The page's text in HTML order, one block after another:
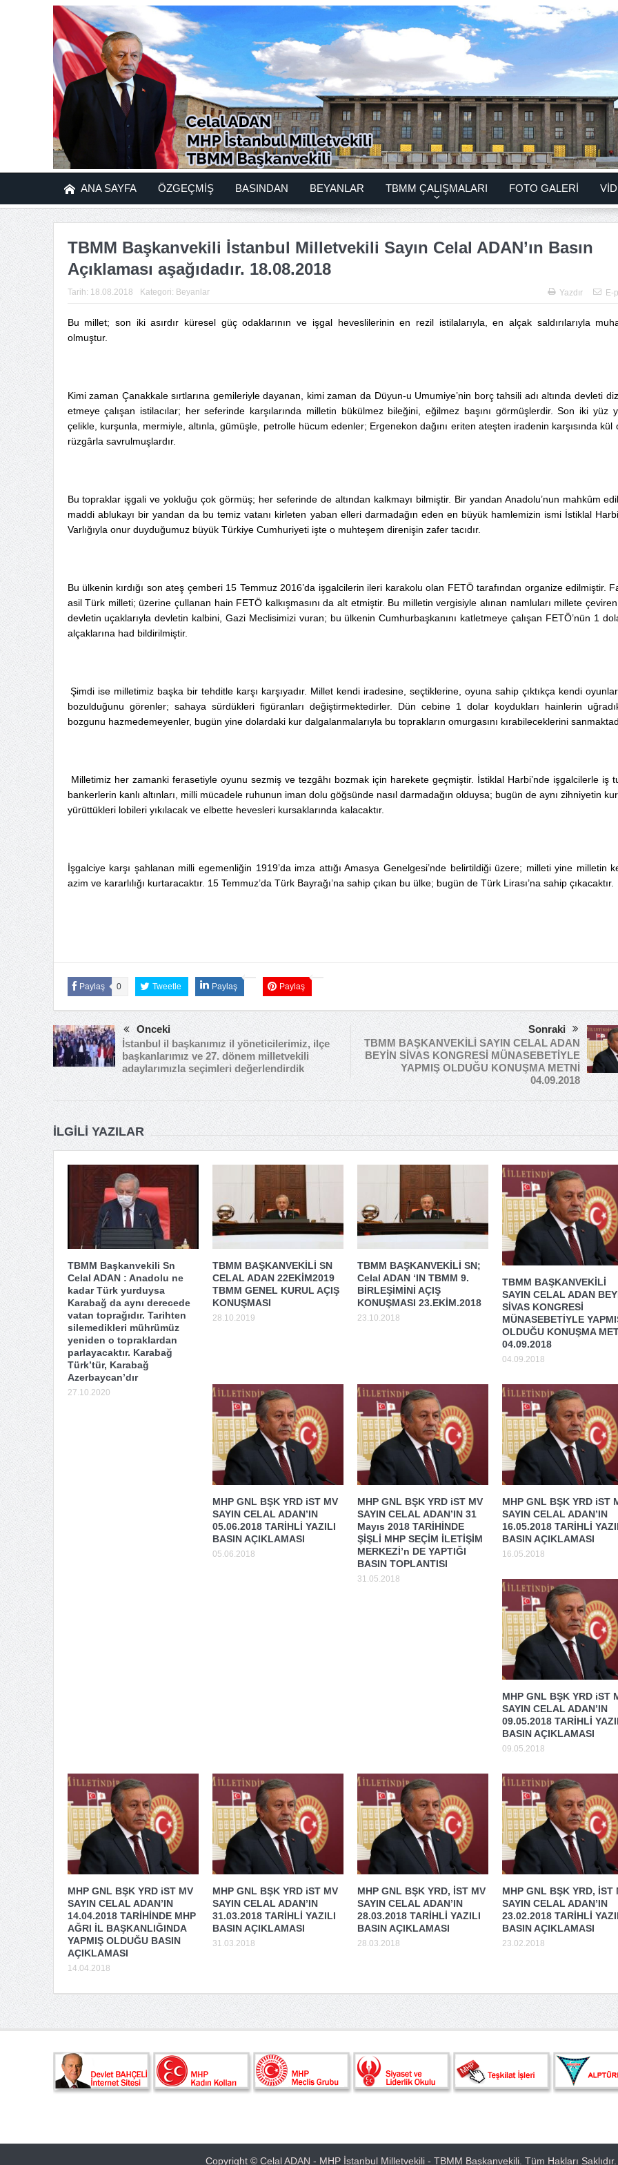
ANA SAYFA ÖZGEÇMİŞ BASINDAN BEYANLAR TBMM ÇALIŞMALARI FOTO GALERİ
TBMM Başkanvekili İstanbul Milletvekili Sayın Celal ADAN’ın Basın
Açıklaması aşağıdadır. 18.08.2018
Tarih: 18.08.2018 Kategori: Beyanlar Yazdır E-
Bu millet; son iki asırdır küresel güç odaklarının ve işgal heveslilerinin en rezil istilalarıyla, en alçak saldırılarıyla
olmuştur.
Kimi zaman Çanakkale sırtlarına gemileriyle dayanan, kimi zaman da Düyun-u Umumiye’nin borç tahsili adı altında devleti
etmeye çalışan istilacılar; her seferinde karşılarında milletin bükülmez bileğini, eğilmez başını görmüşlerdir. Son iki yüz
çelikle, kurşunla, mermiyle, altınla, gümüşle, petrolle hücum edenler; Ergenekon dağını eriten ateşten iradenin karşısında kül
rüzgârla savrulmuşlardır.
Bu topraklar işgali ve yokluğu çok görmüş; her seferinde de altından kalkmayı bilmiştir. Bir yandan Anadolu’nun mahkûm
maddi ablukayı bir yandan da bu temiz vatanı kirleten yaban elleri darmadağın eden en büyük hamlemizin ismi İstiklal
Varlığıyla onur duyduğumuz büyük Türkiye Cumhuriyeti işte o muhteşem direnişin zafer tacıdır.
Bu ülkenin kırdığı son ateş çemberi 15 Temmuz 2016’da işgalcilerin ileri karakolu olan FETÖ tarafından organize edilmiştir.
asil Türk milleti; üzerine çullanan hain FETÖ kalkışmasını da alt etmiştir. Bu milletin vergisiyle alınan namluları millete
devletin uçaklarıyla devletin kalbini, Gazi Meclisimizi vuran; bu ülkenin Cumhurbaşkanını katletmeye çalışan FETÖ’nün 1
alçaklarına had bildirilmiştir.
Şimdi ise milletimiz başka bir tehditle karşı karşıyadır. Millet kendi iradesine, seçtiklerine, oyuna sahip çıktıkça kendi
bozulduğunu görenler; sahaya sürdükleri figüranları değiştirmektedirler. Dün cebine 1 dolar koydukları hainlerin
bozgunu hazmedemeyenler, bugün yine dolardaki kur dalgalanmalarıyla bu toprakların omurgasını kırabileceklerini
Milletimiz her zamanki ferasetiyle oyunu sezmiş ve tezgâhı bozmak için harekete geçmiştir. İstiklal Harbi’nde işgalcilerle iş
bankerlerin kanlı altınları, milli mücadele ruhunun iman dolu göğsünde nasıl darmadağın olduysa; bugün de aynı zihniyetin
yürüttükleri lobileri yıkılacak ve elbette hevesleri kursaklarında kalacaktır.
İşgalciye karşı şahlanan milli egemenliğin 1919’da imza attığı Amasya Genelgesi’nde belirtildiği üzere; milleti yine milletin
azim ve kararlılığı kurtaracaktır. 15 Temmuz’da Türk Bayrağı’na sahip çıkan bu ülke; bugün de Türk Lirası’na sahip çıkacaktır.
Paylaş 0 Tweetle Paylaş Paylaş
Önceki
İstanbul il başkanımız il yöneticilerimiz, ilçe
başkanlarımız ve 27. dönem milletvekili
adaylarımızla seçimleri değerlendirdik
Sonraki
TBMM BAŞKANVEKİLİ SAYIN CELAL ADAN
BEYİN SİVAS KONGRESİ MÜNASEBETİYLE
YAPMIŞ OLDUĞU KONUŞMA METNİ
04.09.2018
İLGILI YAZILAR
TBMM Başkanvekili Sn
Celal ADAN : Anadolu ne
kadar Türk yurduysa
Karabağ da aynı derecede
vatan toprağıdır. Tarihten
silemedikleri mührümüz
yeniden o topraklardan
parlayacaktır. Karabağ
Türk’tür, Karabağ
Azerbaycan’dır
27.10.2020
TBMM BAŞKANVEKİLİ SN
CELAL ADAN 22EKİM2019
TBMM GENEL KURUL AÇIŞ
KONUŞMASI
28.10.2019
TBMM BAŞKANVEKİLİ SN;
Celal ADAN ‘IN TBMM 9.
BİRLEŞİMİNİ AÇIŞ
KONUŞMASI 23.EKİM.2018
23.10.2018
TBMM BAŞKANVEKİLİ
SAYIN CELAL ADAN
SİVAS KONGRESİ
MÜNASEBETİYLE
OLDUĞU KONUŞMA
04.09.2018
04.09.2018
MHP GNL BŞK YRD iST MV
SAYIN CELAL ADAN’IN
05.06.2018 TARİHLİ YAZILI
BASIN AÇIKLAMASI
05.06.2018
MHP GNL BŞK YRD iST MV
SAYIN CELAL ADAN’IN 31
Mayıs 2018 TARİHİNDE
ŞİŞLİ MHP SEÇİM İLETİŞİM
MERKEZİ’n DE YAPTIĞI
BASIN TOPLANTISI
31.05.2018
MHP GNL BŞK YRD iST
SAYIN CELAL ADAN’IN
16.05.2018 TARİHLİ
BASIN AÇIKLAMASI
16.05.2018
MHP GNL BŞK YRD iST
SAYIN CELAL ADAN’IN
09.05.2018 TARİHLİ
BASIN AÇIKLAMASI
09.05.2018
MHP GNL BŞK YRD iST MV
SAYIN CELAL ADAN’IN
14.04.2018 TARİHİNDE MHP
AĞRI İL BAŞKANLIĞINDA
YAPMIŞ OLDUĞU BASIN
AÇIKLAMASI
14.04.2018
MHP GNL BŞK YRD iST MV
SAYIN CELAL ADAN’IN
31.03.2018 TARİHLİ YAZILI
BASIN AÇIKLAMASI
31.03.2018
MHP GNL BŞK YRD, İST MV
SAYIN CELAL ADAN’IN
28.03.2018 TARİHLİ YAZILI
BASIN AÇIKLAMASI
28.03.2018
MHP GNL BŞK YRD, İST
SAYIN CELAL ADAN’IN
23.02.2018 TARİHLİ
BASIN AÇIKLAMASI
23.02.2018
İstanbul Üniversitesi
Rektörlüğü Prof. Dr.
Copyright © Celal ADAN - MHP İstanbul Milletvekili - TBMM Başkanvekili. Tüm Hakları